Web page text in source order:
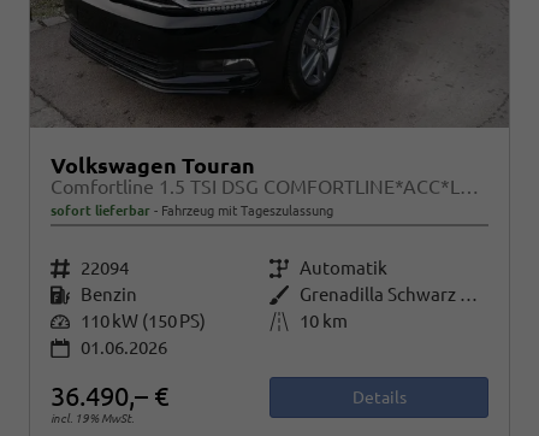
Volkswagen Touran
Comfortline 1.5 TSI DSG COMFORTLINE*ACC*LED*PDC*KAMERA*NAVI*SHZ* 7-SITZER 17-ZOLL
sofort lieferbar Fahrzeug mit Tageszulassung
Fahrzeugnr. 22094 Getriebe Automatik
Kraftstoff Benzin Außenfarbe
Grenadilla Schwarz Metallic
Leistung 110 kW (150 PS) Kilometerstand
10 km
01.06.2026
36.490,– €
incl. 19% MwSt.
Details